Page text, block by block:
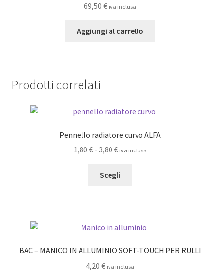
69,50 € iva inclusa
Aggiungi al carrello
Prodotti correlati
Pennello radiatore curvo ALFA
1,80 € - 3,80 €Fascia
prezzo:
3,80 €
iva inclusa
Scegli
Le
possono
essere
BAC – MANICO IN ALLUMINIO SOFT-TOUCH PER RULLI
4,20 € iva inclusa